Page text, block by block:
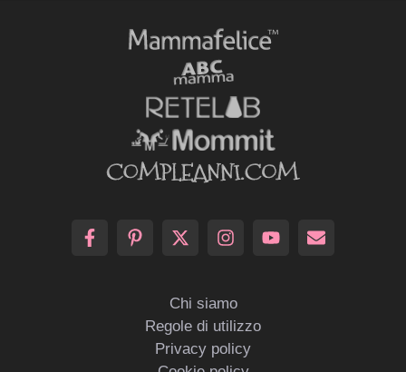
Chi siamo
Regole di utilizzo
Privacy policy